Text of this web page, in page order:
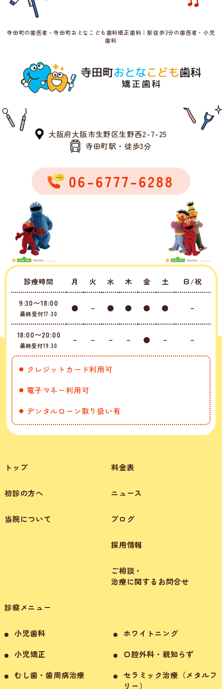
寺田町の歯医者・寺田町おとなこども歯科矯正歯科｜駅徒歩3分の歯医者・小児
歯科
大阪府大阪市生野区生野西2-7-25
寺田町駅・徒歩3分
06-6777-6288
診療時間 月 火 水 木 金 土 日/祝
9:30〜18:00
最終受付17:30
● － ● ● ● ● －
18:00〜20:00
最終受付19:30
－ － － － ● － －
クレジットカード利用可
電子マネー利用可
デンタルローン取り扱い有
トップ
初診の方へ
当院について
診察メニュー
小児歯科
小児矯正
むし歯・歯周病治療
ホワイトニング
口腔外科・親知らず
セラミック治療（メタルフ
リー）
料金表
ニュース
ブログ
採用情報
ご相談・
治療に関するお問合せ